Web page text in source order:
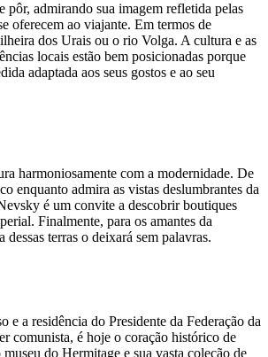
pôr, admirando sua imagem refletida pelas
oferecem ao viajante. Em termos de
dos Urais ou o rio Volga. A cultura e as
locais estão bem posicionadas porque
adaptada aos seus gostos e ao seu
harmoniosamente com a modernidade. De
enquanto admira as vistas deslumbrantes da
é um convite a descobrir boutiques
Finalmente, para os amantes da
terras o deixará sem palavras.
a residência do Presidente da Federação da
comunista, é hoje o coração histórico de
do Hermitage e sua vasta coleção de